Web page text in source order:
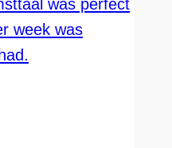
was perfect
week was